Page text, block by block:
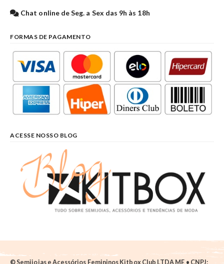
Chat online de Seg. a Sex das 9h às 18h
FORMAS DE PAGAMENTO
ACESSE NOSSO BLOG
© Semijoias e Acessórios Femininos Kitbox Club LTDA ME • CNPJ: